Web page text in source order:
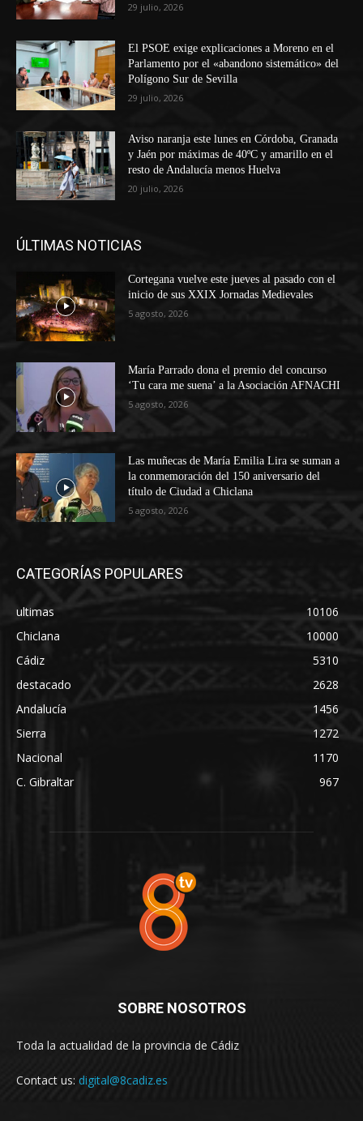
29 julio, 2026
El PSOE exige explicaciones a Moreno en el
Parlamento por el «abandono sistemático» del
Polígono Sur de Sevilla
29 julio, 2026
Aviso naranja este lunes en Córdoba, Granada
y Jaén por máximas de 40ºC y amarillo en el
resto de Andalucía menos Huelva
20 julio, 2026
ÚLTIMAS NOTICIAS
Cortegana vuelve este jueves al pasado con el
inicio de sus XXIX Jornadas Medievales
5 agosto, 2026
María Parrado dona el premio del concurso
‘Tu cara me suena’ a la Asociación AFNACHI
5 agosto, 2026
Las muñecas de María Emilia Lira se suman a
la conmemoración del 150 aniversario del
título de Ciudad a Chiclana
5 agosto, 2026
CATEGORÍAS POPULARES
ultimas
10106
Chiclana
10000
Cádiz
5310
destacado
2628
Andalucía
1456
Sierra
1272
Nacional
1170
C. Gibraltar
967
SOBRE NOSOTROS
Toda la actualidad de la provincia de Cádiz
Contact us: digital@8cadiz.es